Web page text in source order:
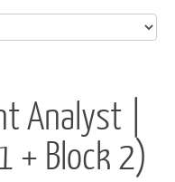
Analyst |
+ Block 2)